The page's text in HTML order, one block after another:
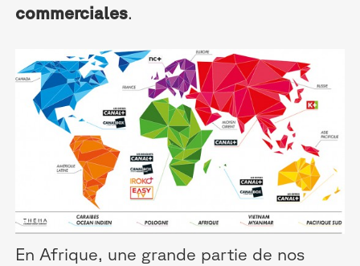
commerciales.
En Afrique, une grande partie de nos